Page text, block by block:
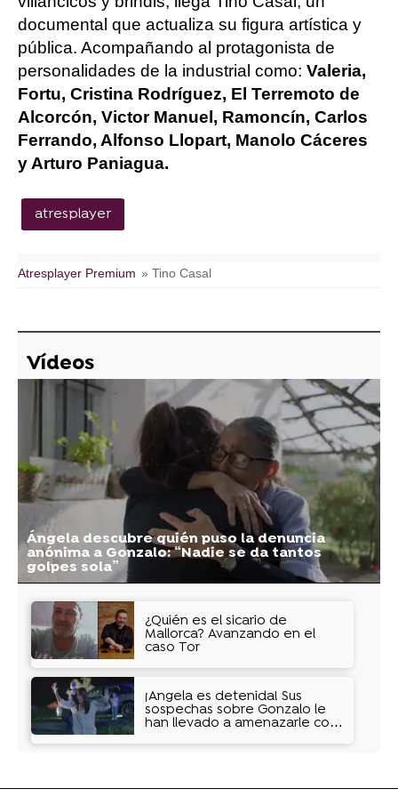
documental que actualiza su figura artística y
pública. Acompañando al protagonista de
personalidades de la industrial como: Valeria,
Fortu, Cristina Rodríguez, El Terremoto de
Alcorcón, Victor Manuel, Ramoncín, Carlos
Ferrando, Alfonso Llopart, Manolo Cáceres
y Arturo Paniagua.
atresplayer
Atresplayer Premium » Tino Casal
Vídeos
Ángela descubre quién puso la denuncia
anónima a Gonzalo: “Nadie se da tantos
golpes sola”
¿Quién es el sicario de
Mallorca? Avanzando en el
caso Tor
¡Ángela es detenida! Sus
sospechas sobre Gonzalo le
han llevado a amenazarle con